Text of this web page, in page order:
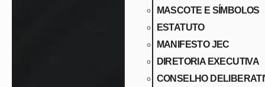
MASCOTE E SÍMBOLOS
ESTATUTO
MANIFESTO JEC
DIRETORIA EXECUTIVA
CONSELHO